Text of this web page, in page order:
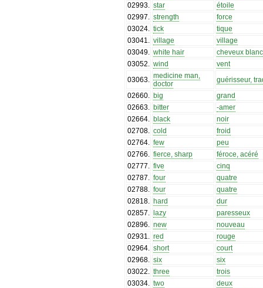
02993
star
étoile
02997
strength
force
03024
tick
tique
03041
village
village
03049
white hair
cheveux
03052
wind
vent
03063
medicine man,
doctor
guérisseur,
02660
big
grand
02663
bitter
-amer
02664
black
noir
02708
cold
froid
02764
few
peu
02766
fierce, sharp
féroce, acéré
02777
five
cinq
02787
four
quatre
02788
four
quatre
02818
hard
dur
02857
lazy
paresseux
02896
new
nouveau
02931
red
rouge
02964
short
court
02968
six
six
03022
three
trois
03034
two
deux